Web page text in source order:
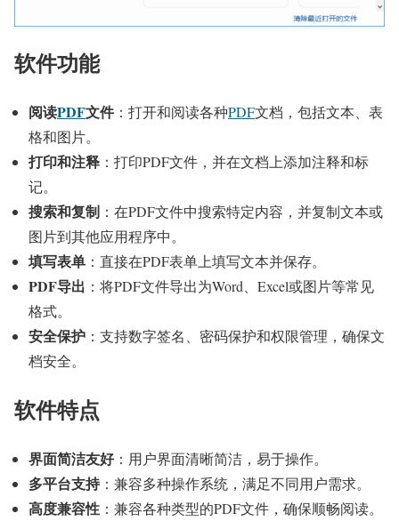
软件功能
阅读PDF文件：打开和阅读各种PDF文档，包括文本、表
格和图片。
打印和注释 ：打印PDF文件，并在文档上添加注释和标
记。
搜索和复制 ：在PDF文件中搜索特定内容，并复制文本或
图片到其他应用程序中。
填写表单 ：直接在PDF表单上填写文本并保存。
PDF导出 ：将PDF文件导出为Word、Excel或图片等常见
格式。
安全保护 ：支持数字签名、密码保护和权限管理，确保文
档安全。
软件特点
界面简洁友好：用户界面清晰简洁，易于操作。
多平台支持：兼容多种操作系统，满足不同用户需求。
高度兼容性 ：兼容各种类型的PDF文件，确保顺畅阅读。